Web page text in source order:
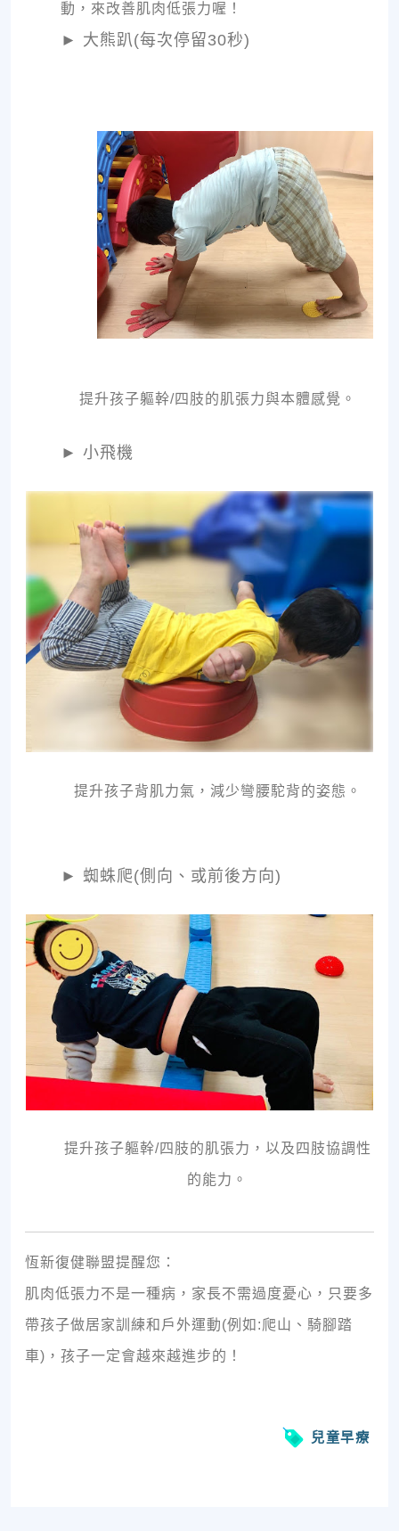
動，來改善肌肉低張力喔！
► 大熊趴(每次停留30秒)
提升孩子軀幹/四肢的肌張力與本體感覺。
► 小飛機
提升孩子背肌力氣，減少彎腰駝背的姿態。
► 蜘蛛爬(側向、或前後方向)
提升孩子軀幹/四肢的肌張力，以及四肢協調性
的能力。
恆新復健聯盟提醒您：
肌肉低張力不是一種病，家長不需過度憂心，只要多
帶孩子做居家訓練和戶外運動(例如:爬山、騎腳踏
車)，孩子一定會越來越進步的！
兒童早療